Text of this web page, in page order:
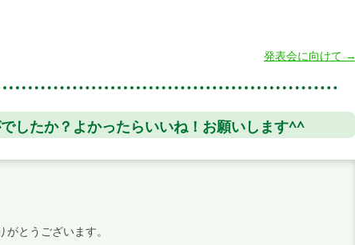
発表会に向けて →
したか？よかったらいいね！お願いします^^
とうございます。